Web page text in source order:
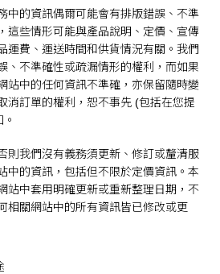
中的資訊偶爾可能會有排版錯誤、不準
這些情形可能與產品說明、定價、宣傳
運費、運送時間和供貨情況有關。我們
、不準確性或疏漏情形的權利，而如果
站中的任何資訊不準確，亦保留隨時變
消訂單的權利，恕不事先 (包括在您提
則我們沒有義務須更新、修訂或釐清服
中的資訊，包括但不限於定價資訊。本
站中套用明確更新或重新整理日期，不
相關網站中的所有資訊皆已修改或更